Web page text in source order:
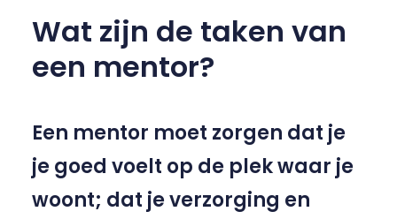
Wat zijn de taken van
een mentor?
Een mentor moet zorgen dat je
je goed voelt op de plek waar je
woont; dat je verzorging en